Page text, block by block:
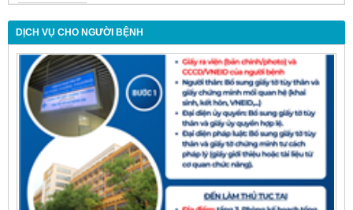
chậm trễ
Nội soi mật tụy ngược dòng – Giải pháp tối ưu
cho người bệnh sỏi ống mật chủ
DỊCH VỤ CHO NGƯỜI BỆNH